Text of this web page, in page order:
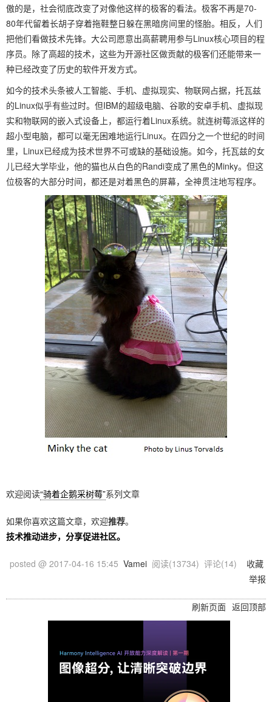
傲的是，社会彻底改变了对像他这样的极客的看法。极客不再是70-
80年代留着长胡子穿着拖鞋整日躲在黑暗房间里的怪胎。相反，人们
把他们看做技术先锋。大公司愿意出高薪聘用参与Linux核心项目的程
序员。除了高超的技术，这些为开源社区做贡献的极客们还能带来一
种已经改变了历史的软件开发方式。
如今的技术头条被人工智能、手机、虚拟现实、物联网占据，托瓦兹
的Linux似乎有些过时。但IBM的超级电脑、谷歌的安卓手机、虚拟现
实和物联网的嵌入式设备上，都运行着Linux系统。就连树莓派这样的
超小型电脑，都可以毫无困难地运行Linux。在四分之一个世纪的时间
里，Linux已经成为技术世界不可或缺的基础设施。如今，托瓦兹的女
儿已经大学毕业，他的猫也从白色的Randi变成了黑色的Minky。但这
位极客的大部分时间，都还是对着黑色的屏幕，全神贯注地写程序。
欢迎阅读“骑着企鹅采树莓”系列文章
如果你喜欢这篇文章，欢迎推荐。
技术推动进步，分享促进社区。
posted @ 2017-04-16 15:45 Vamei 阅读(13734) 评论(14) 收藏
举报
刷新页面 返回顶部